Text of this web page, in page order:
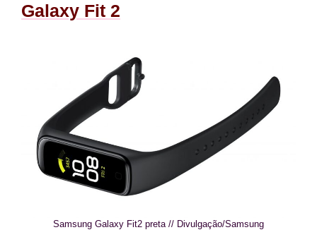
Galaxy Fit 2
Samsung Galaxy Fit2 preta // Divulgação/Samsung